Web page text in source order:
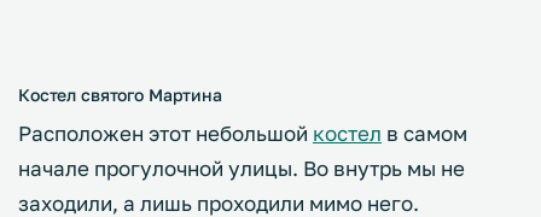
Костел святого Мартина
Расположен этот небольшой костел в самом
начале прогулочной улицы. Во внутрь мы не
заходили, а лишь проходили мимо него.